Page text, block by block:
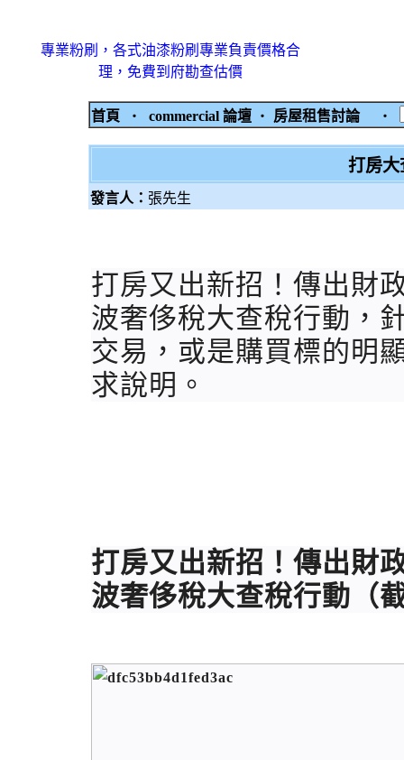
專業粉刷，各式油漆粉刷專業負責價格合
理，免費到府勘查估價
首頁 ‧ commercial 論壇 ‧ 房屋租售討論 ‧
打房
發言人： 張先生
打房又出新招！傳出財
波奢侈稅大查稅行動，
交易，或是購買標的明
求說明。
打房又出新招！傳出財
波奢侈稅大查稅行動（